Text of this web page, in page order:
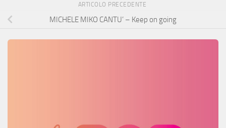
ARTICOLO PRECEDENTE
MICHELE MIKO CANTU’ – Keep on going